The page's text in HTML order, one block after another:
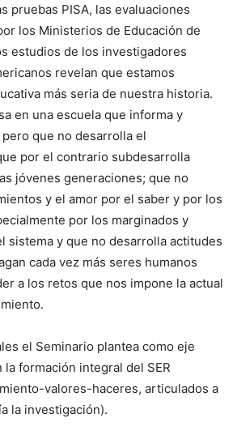
pruebas PISA, las evaluaciones
los Ministerios de Educación de
estudios de los investigadores
revelan que estamos
más seria de nuestra historia.
en una escuela que informa y
que no desarrolla el
por el contrario subdesarrolla
jóvenes generaciones; que no
y el amor por el saber y por los
por los marginados y
sistema y que no desarrolla actitudes
cada vez más seres humanos
a los retos que nos impone la actual
el Seminario plantea como eje
formación integral del SER
valores-haceres, articulados a
la investigación).